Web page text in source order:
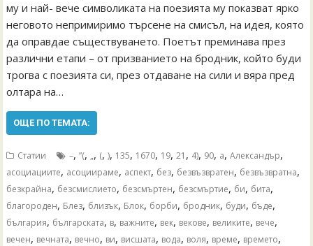
му и най- вече символиката на поезията му показват ярко
неговото непримиримо търсене на смисъл, на идея, която
да оправдае съществуването. Поетът преминава през
различни етапи – от призванието на бродник, който буди
трогва с поезията си, през отдаване на сили и вяра пред
олтара на…
ОЩЕ ПО ТЕМАТА:
Статии –,”(, „, (,), 135, 1670, 19,21 , 4), 90, а,Александър,
асоциациите, асоциираме, аспект, без, безвъзвратен, безвъзвратна,
безкрайна, безсмислието, безсмъртен, безсмъртие, би, бита,
благороден, Блез, близък, Блок, борби, бродник, буди, бъде,
българия, българската, в, важните, век, векове, великите, вече,
вечен, вечната, вечно, ви, висшата, вода, воля, време, времето,